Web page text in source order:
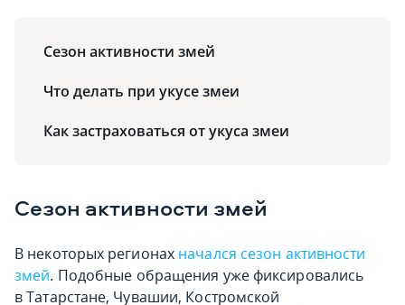
Сезон активности змей
Что делать при укусе змеи
Как застраховаться от укуса змеи
Сезон активности змей
В некоторых регионах начался сезон активности
змей. Подобные обращения уже фиксировались
в Татарстане, Чувашии, Костромской